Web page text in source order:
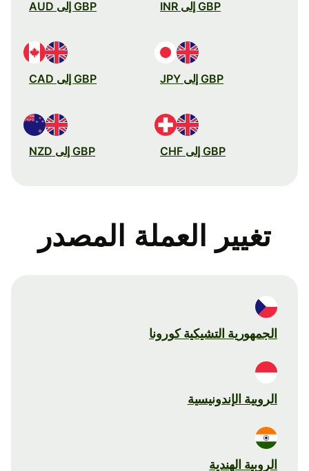
GBP إلى INR GBP إلى AUD
GBP إلى JPY GBP إلى CAD
GBP إلى CHF GBP إلى NZD
تغيير العملة المصدر
الجمهورية التشيكية كورونا
الروبية الإندونيسية
الروبية الهندية